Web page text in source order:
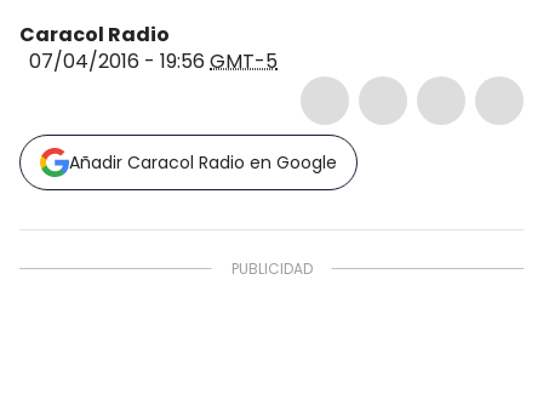
Caracol Radio
07/04/2016 - 19:56 GMT-5
Añadir Caracol Radio en Google